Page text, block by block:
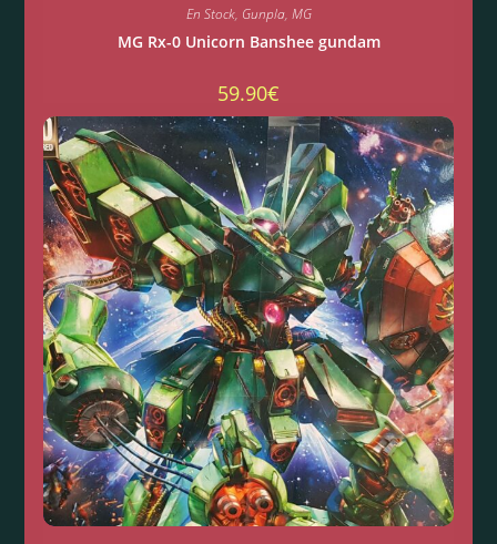
En Stock, Gunpla, MG
MG Rx-0 Unicorn Banshee gundam
59.90€